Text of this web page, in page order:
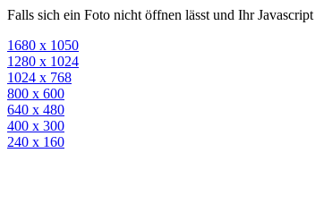
Falls sich ein Foto nicht öffnen lässt und Ihr
1680 x 1050
1280 x 1024
1024 x 768
800 x 600
640 x 480
400 x 300
240 x 160